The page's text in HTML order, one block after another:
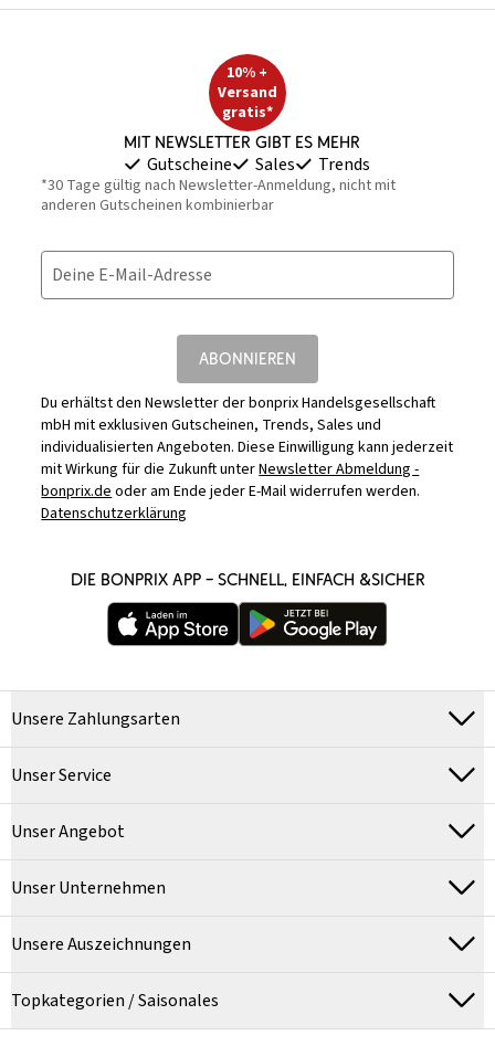
10% +
Versand
gratis*
Mit Newsletter gibt es mehr
Gutscheine Sales Trends
*30 Tage gültig nach Newsletter-Anmeldung, nicht mit
anderen Gutscheinen kombinierbar
Deine E-Mail-Adresse
ABONNIEREN
Du erhältst den Newsletter der bonprix Handelsgesellschaft
mbH mit exklusiven Gutscheinen, Trends, Sales und
individualisierten Angeboten. Diese Einwilligung kann jederzeit
mit Wirkung für die Zukunft unterNewsletter Abmeldung -
bonprix.deoder am Ende jeder E-Mail widerrufen werden.
Datenschutzerklärung
DIE BONPRIX APP – SCHNELL, EINFACH &SICHER
Unsere Zahlungsarten
Unser Service
Unser Angebot
Unser Unternehmen
Unsere Auszeichnungen
Topkategorien / Saisonales